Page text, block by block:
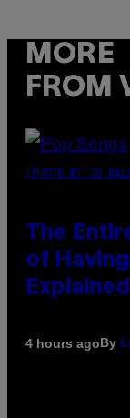
MORE
FROM
(PHOTO BY JO
The
of
4 hours agoBy